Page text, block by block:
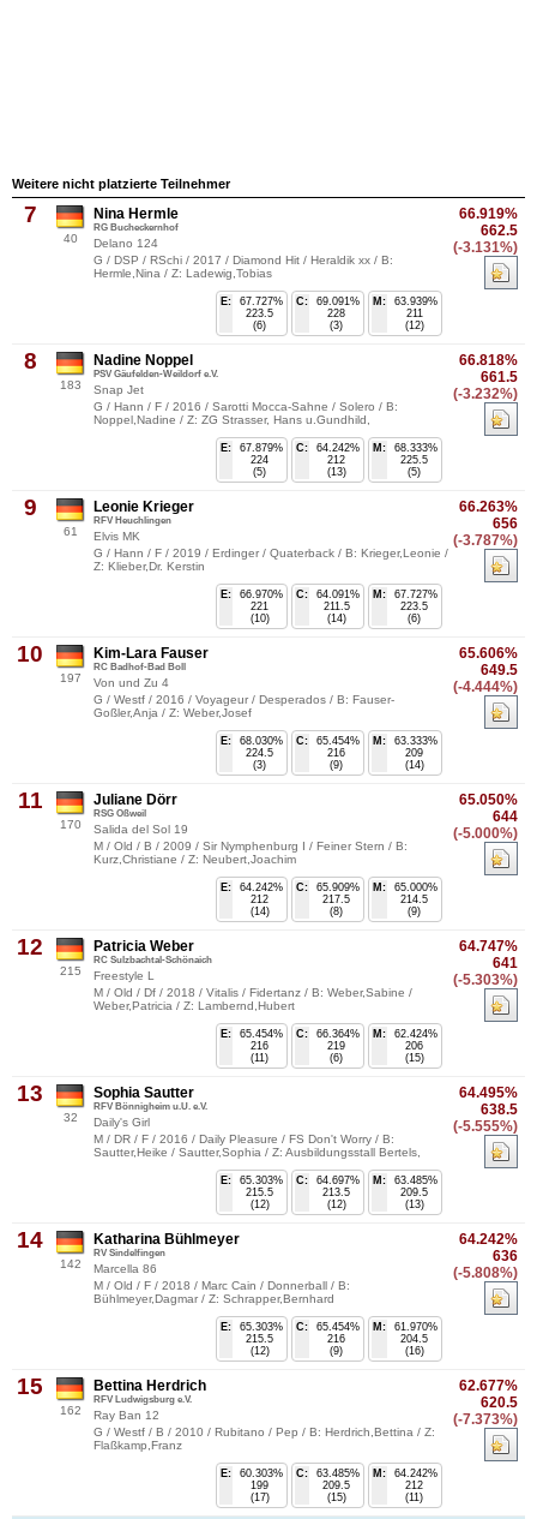
Weitere nicht platzierte Teilnehmer
7
40
66.919%
662.5
(-3.131%)
Nina Hermle
RG Bucheckernhof
Delano 124
G / DSP / RSchi / 2017 / Diamond Hit / Heraldik xx / B:
Hermle,Nina / Z: Ladewig,Tobias
M:
63.939%
211
(12)
C:
69.091%
228
(3)
E:
67.727%
223.5
(6)
8
183
66.818%
661.5
(-3.232%)
Nadine Noppel
PSV Gäufelden-Weildorf e.V.
Snap Jet
G / Hann / F / 2016 / Sarotti Mocca-Sahne / Solero / B:
Noppel,Nadine / Z: ZG Strasser, Hans u.Gundhild,
M:
68.333%
225.5
(5)
C:
64.242%
212
(13)
E:
67.879%
224
(5)
9
61
66.263%
656
(-3.787%)
Leonie Krieger
RFV Heuchlingen
Elvis MK
G / Hann / F / 2019 / Erdinger / Quaterback / B: Krieger,Leonie /
Z: Klieber,Dr. Kerstin
M:
67.727%
223.5
(6)
C:
64.091%
211.5
(14)
E:
66.970%
221
(10)
10
197
65.606%
649.5
(-4.444%)
Kim-Lara Fauser
RC Badhof-Bad Boll
Von und Zu 4
G / Westf / 2016 / Voyageur / Desperados / B: Fauser-
Goßler,Anja / Z: Weber,Josef
M:
63.333%
209
(14)
C:
65.454%
216
(9)
E:
68.030%
224.5
(3)
11
170
65.050%
644
(-5.000%)
Juliane Dörr
RSG Oßweil
Salida del Sol 19
M / Old / B / 2009 / Sir Nymphenburg I / Feiner Stern / B:
Kurz,Christiane / Z: Neubert,Joachim
M:
65.000%
214.5
(9)
C:
65.909%
217.5
(8)
E:
64.242%
212
(14)
12
215
64.747%
641
(-5.303%)
Patricia Weber
RC Sulzbachtal-Schönaich
Freestyle L
M / Old / Df / 2018 / Vitalis / Fidertanz / B: Weber,Sabine /
Weber,Patricia / Z: Lambernd,Hubert
M:
62.424%
206
(15)
C:
66.364%
219
(6)
E:
65.454%
216
(11)
13
32
64.495%
638.5
(-5.555%)
Sophia Sautter
RFV Bönnigheim u.U. e.V.
Daily's Girl
M / DR / F / 2016 / Daily Pleasure / FS Don't Worry / B:
Sautter,Heike / Sautter,Sophia / Z: Ausbildungsstall Bertels,
M:
63.485%
209.5
(13)
C:
64.697%
213.5
(12)
E:
65.303%
215.5
(12)
14
142
64.242%
636
(-5.808%)
Katharina Bühlmeyer
RV Sindelfingen
Marcella 86
M / Old / F / 2018 / Marc Cain / Donnerball / B:
Bühlmeyer,Dagmar / Z: Schrapper,Bernhard
M:
61.970%
204.5
(16)
C:
65.454%
216
(9)
E:
65.303%
215.5
(12)
15
162
62.677%
620.5
(-7.373%)
Bettina Herdrich
RFV Ludwigsburg e.V.
Ray Ban 12
G / Westf / B / 2010 / Rubitano / Pep / B: Herdrich,Bettina / Z:
Flaßkamp,Franz
M:
64.242%
212
(11)
C:
63.485%
209.5
(15)
E:
60.303%
199
(17)